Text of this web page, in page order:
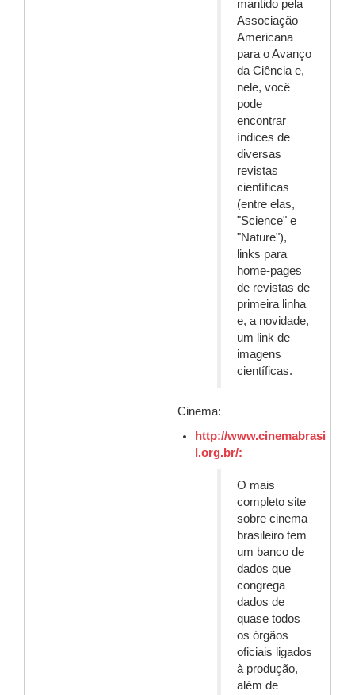
mantido pela
Associação
Americana
para o Avanço
da Ciência e,
nele, você
pode
encontrar
índices de
diversas
revistas
científicas
(entre elas,
"Science" e
"Nature"),
links para
home-pages
de revistas de
primeira linha
e, a novidade,
um link de
imagens
científicas.
Cinema:
http://www.cinemabrasi
l.org.br/:
O mais
completo site
sobre cinema
brasileiro tem
um banco de
dados que
congrega
dados de
quase todos
os órgãos
oficiais ligados
à produção,
além de